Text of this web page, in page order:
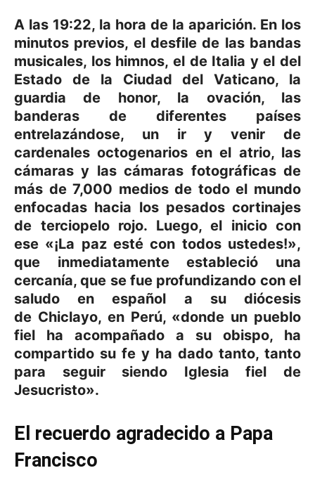
A las 19:22, la hora de la aparición. En los
minutos previos, el desfile de las bandas
musicales, los himnos, el de Italia y el del
Estado de la Ciudad del Vaticano, la
guardia de honor, la ovación, las
banderas de diferentes países
entrelazándose, un ir y venir de
cardenales octogenarios en el atrio, las
cámaras y las cámaras fotográficas de
más de7,000 mediosde todo el mundo
enfocadas hacia los pesados cortinajes
de terciopelo rojo. Luego, el inicio con
ese «¡La paz esté con todos ustedes!»,
que inmediatamente estableció una
cercanía, que se fue profundizando con el
saludo enespañol a su diócesis
de Chiclayo, en Perú, «donde un pueblo
fiel ha acompañado a su obispo, ha
compartido su fe y ha dado tanto, tanto
para seguir siendo Iglesia fiel de
Jesucristo».
El recuerdo agradecido a Papa
Francisco